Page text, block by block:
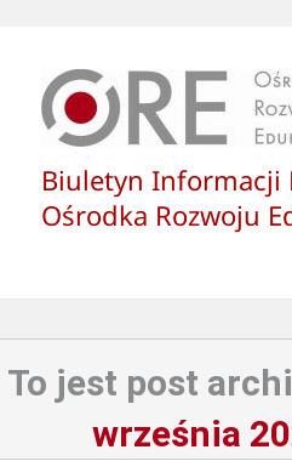
Biuletyn Informacji
Ośrodka Rozwoju
To jest post
września